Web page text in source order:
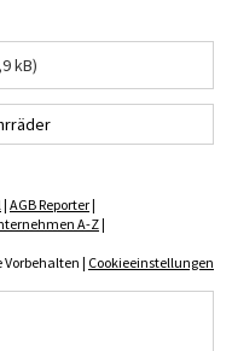
kB)
| AGB Reporter|
A-Z|
Vorbehalten | Cookieeinstellungen